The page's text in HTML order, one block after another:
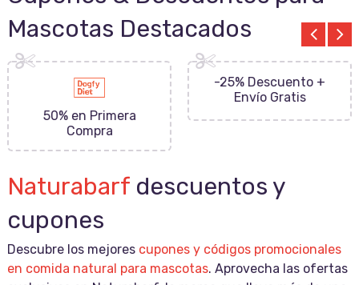
Mascotas Destacados
50% en Primera
Compra
-25% Descuento +
Envío Gratis
Naturabarfdescuentos y
cupones
Descubre los mejores cupones y códigos promocionales
en comida natural para mascotas. Aprovecha las ofertas